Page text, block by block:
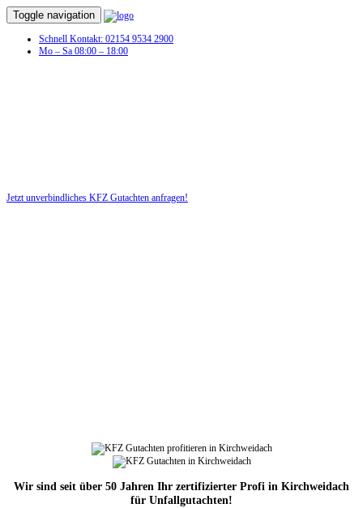
Toggle navigation
Schnell Kontakt: 02154 9534 2900
Mo – Sa 08:00 – 18:00
Jetzt unverbindliches KFZ Gutachten anfragen!
Wir sind seit über 50 Jahren Ihr zertifizierter Profi in Kirchweidach
für Unfallgutachten!